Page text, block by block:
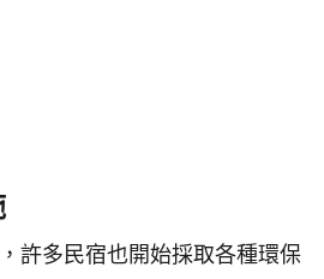
許多民宿也開始採取各種環保